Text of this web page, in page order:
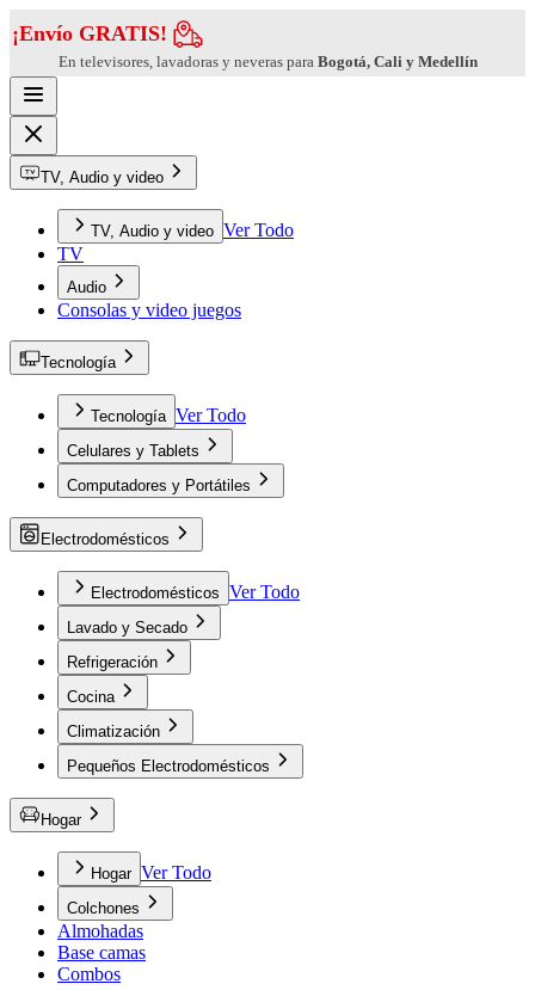
¡Envío GRATIS!
En televisores, lavadoras y neveras para Bogotá, Cali y Medellín
TV, Audio y video
TV, Audio y video Ver Todo
TV
Audio
Consolas y video juegos
Tecnología
Tecnología Ver Todo
Celulares y Tablets
Computadores y Portátiles
Electrodomésticos
Electrodomésticos Ver Todo
Lavado y Secado
Refrigeración
Cocina
Climatización
Pequeños Electrodomésticos
Hogar
Hogar Ver Todo
Colchones
Almohadas
Base camas
Combos